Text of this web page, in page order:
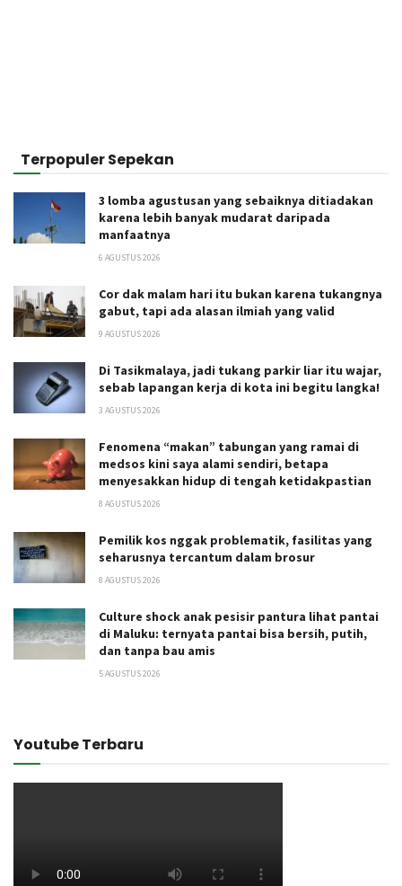
Terpopuler Sepekan
3 lomba agustusan yang sebaiknya ditiadakan
karena lebih banyak mudarat daripada
manfaatnya
6 AGUSTUS 2026
Cor dak malam hari itu bukan karena tukangnya
gabut, tapi ada alasan ilmiah yang valid
9 AGUSTUS 2026
Di Tasikmalaya, jadi tukang parkir liar itu wajar,
sebab lapangan kerja di kota ini begitu langka!
3 AGUSTUS 2026
Fenomena “makan” tabungan yang ramai di
medsos kini saya alami sendiri, betapa
menyesakkan hidup di tengah ketidakpastian
8 AGUSTUS 2026
Pemilik kos nggak problematik, fasilitas yang
seharusnya tercantum dalam brosur
8 AGUSTUS 2026
Culture shock anak pesisir pantura lihat pantai
di Maluku: ternyata pantai bisa bersih, putih,
dan tanpa bau amis
5 AGUSTUS 2026
Youtube Terbaru